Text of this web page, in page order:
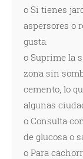
o Si tienes
aspersores o
gusta.
o Suprime la
zona sin
cemento, lo
algunas
o Consulta
de glucosa o
o Para